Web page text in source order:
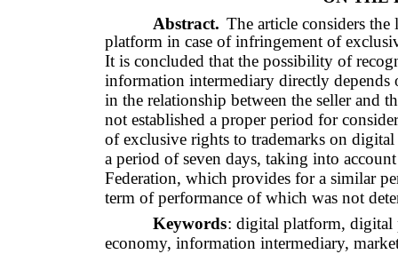
Abstract. The article considers
platform in case of infringement of
It is concluded that the possibility of
information intermediary directly
in the relationship between the seller and
not established a proper period for
of exclusive rights to trademarks on
a period of seven days, taking into
Federation, which provides for a similar
term of performance of which was not
Keywords: digital platform, digital
economy, information intermediary,